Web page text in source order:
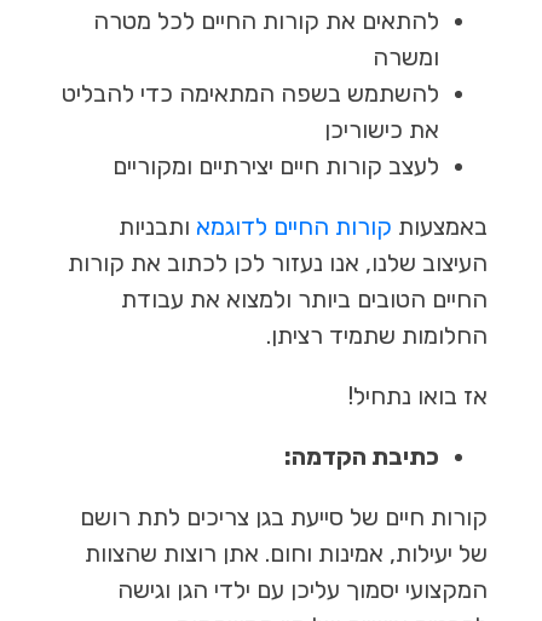
להתאים את קורות החיים לכל מטרה
ומשרה
להשתמש בשפה המתאימה כדי להבליט
את כישוריכן
לעצב קורות חיים יצירתיים ומקוריים
באמצעות קורות החיים לדוגמא ותבניות
העיצוב שלנו, אנו נעזור לכן לכתוב את קורות
החיים הטובים ביותר ולמצוא את עבודת
החלומות שתמיד רציתן.
אז בואו נתחיל!
כתיבת הקדמה:
קורות חיים של סייעת בגן צריכים לתת רושם
של יעילות, אמינות וחום. אתן רוצות שהצוות
המקצועי יסמוך עליכן עם ילדי הגן וגישה